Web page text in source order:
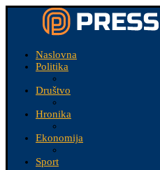
Naslovna
Politika
Društvo
Hronika
Ekonomija
Sport